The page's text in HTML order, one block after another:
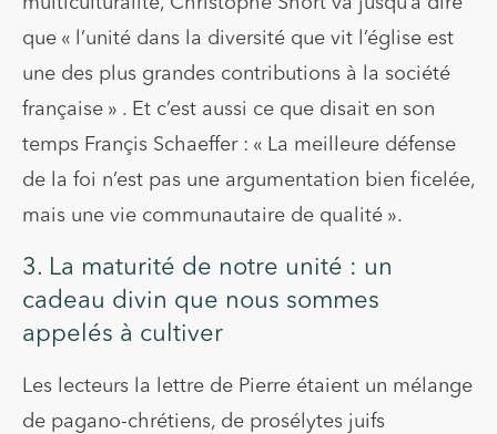
que « l’unité dans la diversité que vit l’église est
une des plus grandes contributions à la société
française » . Et c’est aussi ce que disait en son
temps Françis Schaeffer : « La meilleure défense
de la foi n’est pas une argumentation bien ficelée,
mais une vie communautaire de qualité ».
3. La maturité de notre unité : un
cadeau divin que nous sommes
appelés à cultiver
Les lecteurs la lettre de Pierre étaient un mélange
de pagano-chrétiens, de prosélytes juifs